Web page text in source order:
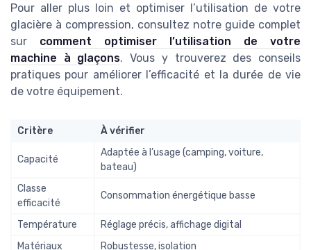
Pour aller plus loin et optimiser l’utilisation de votre
glacière à compression, consultez notre guide complet
sur comment optimiser l’utilisation de votre
machine à glaçons. Vous y trouverez des conseils
pratiques pour améliorer l’efficacité et la durée de vie
de votre équipement.
Critère À vérifier
Capacité
Adaptée à l’usage (camping, voiture,
bateau)
Classe
efficacité
Consommation énergétique basse
Température
Réglage précis, affichage digital
Matériaux
Robustesse, isolation